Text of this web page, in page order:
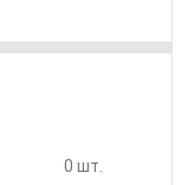
0 шт.